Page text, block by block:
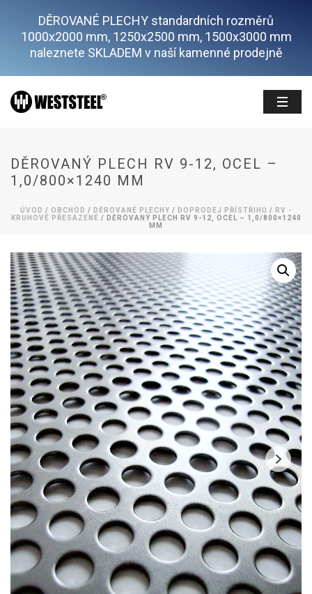
DĚROVANÉ PLECHY standardních rozměrů
1000x2000 mm, 1250x2500 mm, 1500x3000 mm
naleznete SKLADEM v naší kamenné prodejně
DĚROVANÝ PLECH RV 9-12, OCEL –
1,0/800×1240 MM
ÚVOD / OBCHOD / DĚROVANÉ PLECHY / DOPRODEJ PŘÍSTŘIHŮ / RV -
KRUHOVÉ PŘESAZENÉ / DĚROVANÝ PLECH RV 9-12, OCEL – 1,0/800×1240
MM